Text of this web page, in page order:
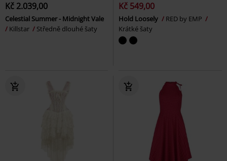
Kč 2.039,00
Celestial Summer - Midnight Vale
Killstar
Středně dlouhé šaty
Kč 549,00
Hold Loosely
RED by EMP
Krátké šaty